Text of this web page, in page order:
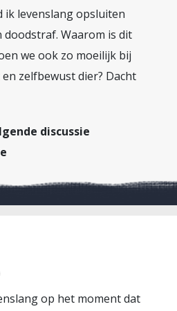
ik levenslang opsluiten
doodstraf. Waarom is dit
we ook zo moeilijk bij
zelfbewust dier? Dacht
discussie
op het moment dat